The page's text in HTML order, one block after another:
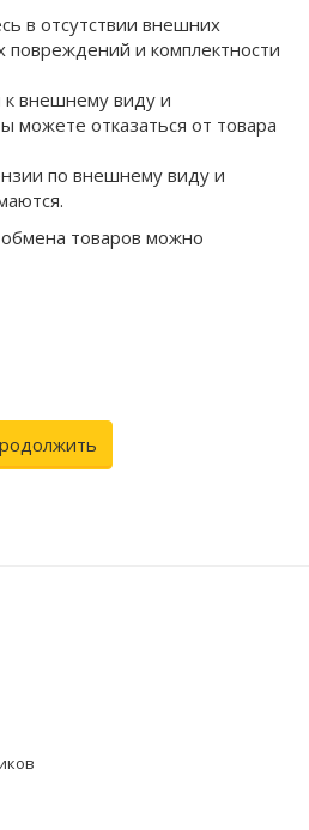
в отсутствии внешних
повреждений и комплектности
внешнему виду и
можете отказаться от товара
по внешнему виду и
товаров можно